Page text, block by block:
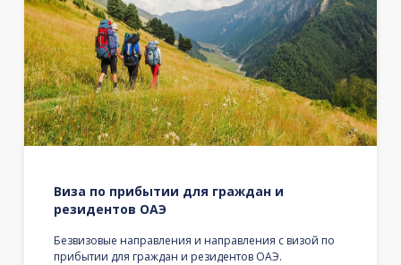
Виза по прибытии для граждан и
резидентов ОАЭ
Безвизовые направления и направления с визой по
прибытии для граждан и резидентов ОАЭ.